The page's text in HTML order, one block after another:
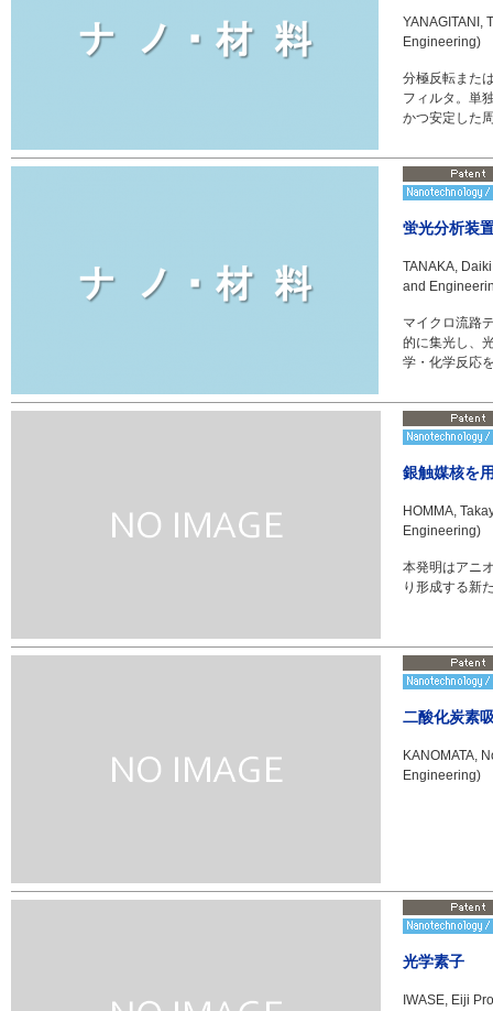
YANAGITANI,
Engineering)
分極反転また
フィルタ。単
かつ安定した
蛍光分析装
TANAKA,
and
マイクロ流路
的に集光し、
学・化学反応
銀触媒核を
HOMMA,
Engineering)
本発明はアニ
り形成する新
二酸化炭素
KANOMATA,
Engineering)
光学素子
IWASE, Eiji